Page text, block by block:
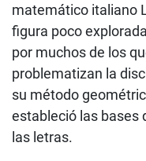
matemático italiano
figura poco
por muchos de los
problematizan la
su método
estableció las bases
las letras.